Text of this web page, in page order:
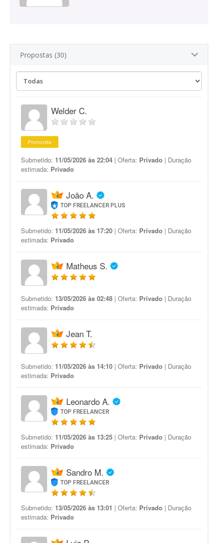
Propostas (30)
Welder C.
Promovida
Submetido: 11/05/2026 às 22:04 | Oferta: Privado | Duração
estimada: Privado
João A.
TOP FREELANCER PLUS
Submetido: 11/05/2026 às 17:20 | Oferta: Privado | Duração
estimada: Privado
Matheus S.
Submetido: 13/05/2026 às 02:48 | Oferta: Privado | Duração
estimada: Privado
Jean T.
Submetido: 11/05/2026 às 14:10 | Oferta: Privado | Duração
estimada: Privado
Leonardo A.
TOP FREELANCER
Submetido: 11/05/2026 às 13:25 | Oferta: Privado | Duração
estimada: Privado
Sandro M.
TOP FREELANCER
Submetido: 13/05/2026 às 13:01 | Oferta: Privado | Duração
estimada: Privado